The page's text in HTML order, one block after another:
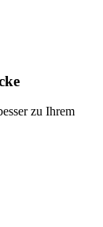
zu Ihrem